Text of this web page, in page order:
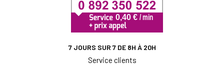
7 JOURS SUR 7 DE 8H À 20H
Service clients